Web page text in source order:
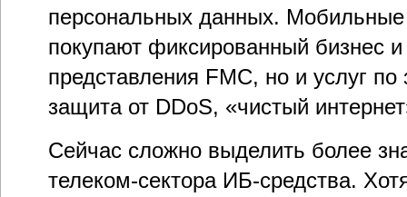
персональных данных.
покупают фиксированный бизнес
представления FMC, но и услуг
защита от DDoS, «чистый
Сейчас сложно выделить более
телеком-сектора ИБ-средства.